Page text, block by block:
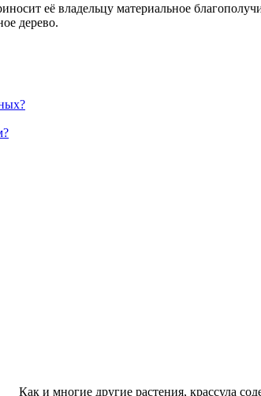
её владельцу материальное
дерево.
Как и многие другие растения, крассула